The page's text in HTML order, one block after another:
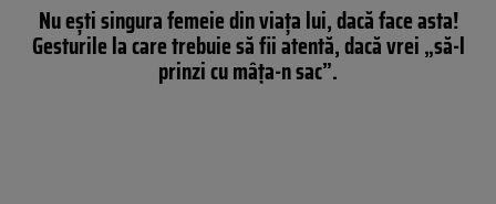
Nu ești singura femeie din viața lui, dacă face asta!
Gesturile la care trebuie să fii atentă, dacă vrei „să-l
prinzi cu mâța-n sac”.